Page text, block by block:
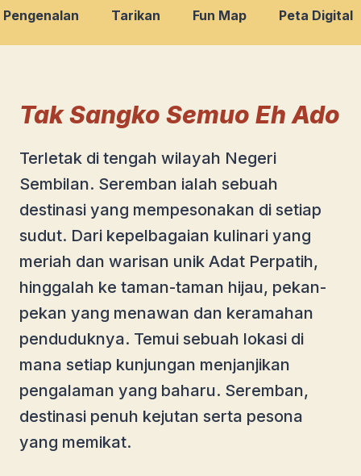
Pengenalan Tarikan Fun Map Peta Digital
Tak Sangko Semuo Eh Ado
Terletak di tengah wilayah Negeri
Sembilan. Seremban ialah sebuah
destinasi yang mempesonakan di setiap
sudut. Dari kepelbagaian kulinari yang
meriah dan warisan unik Adat Perpatih,
hinggalah ke taman-taman hijau, pekan-
pekan yang menawan dan keramahan
penduduknya. Temui sebuah lokasi di
mana setiap kunjungan menjanjikan
pengalaman yang baharu. Seremban,
destinasi penuh kejutan serta pesona
yang memikat.